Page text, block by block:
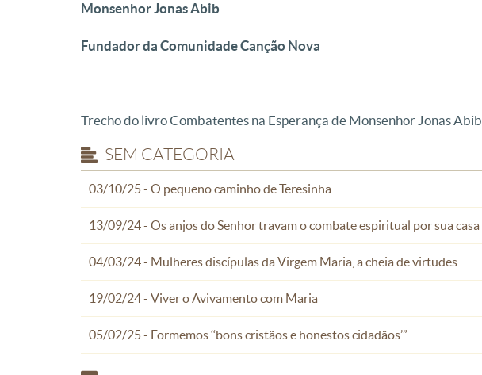
Monsenhor Jonas Abib
Fundador da Comunidade Canção Nova
Trecho do livro Combatentes na Esperança de Monsenhor Jonas Abib
SEM CATEGORIA
03/10/25 - O pequeno caminho de Teresinha
13/09/24 - Os anjos do Senhor travam o combate espiritual por sua casa
04/03/24 - Mulheres discípulas da Virgem Maria, a cheia de virtudes
19/02/24 - Viver o Avivamento com Maria
05/02/25 - Formemos ‘‘bons cristãos e honestos cidadãos’”